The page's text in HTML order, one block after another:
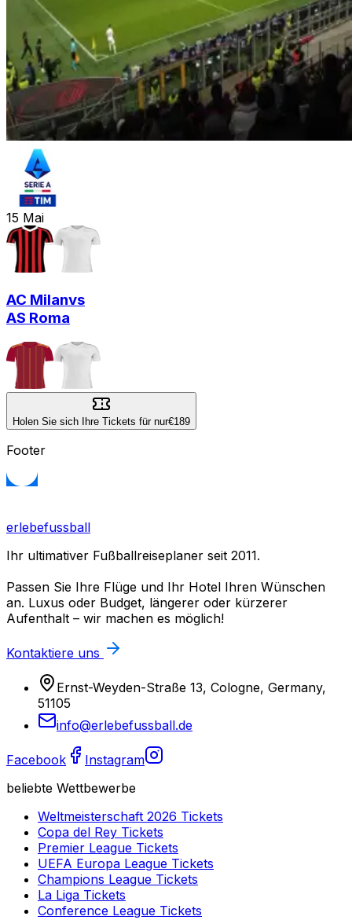
15 Mai
AC Milanvs
AS Roma
Holen Sie sich Ihre Tickets für nur€189
Footer
erlebefussball
Ihr ultimativer Fußballreiseplaner seit 2011.
Passen Sie Ihre Flüge und Ihr Hotel Ihren Wünschen
an. Luxus oder Budget, längerer oder kürzerer
Aufenthalt – wir machen es möglich!
Kontaktiere uns
Ernst-Weyden-Straße 13, Cologne, Germany,
51105
info@erlebefussball.de
Facebook
Instagram
beliebte Wettbewerbe
Weltmeisterschaft 2026 Tickets
Copa del Rey Tickets
Premier League Tickets
UEFA Europa League Tickets
Champions League Tickets
La Liga Tickets
Conference League Tickets